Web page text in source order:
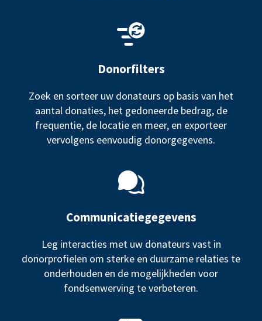
Donorfilters
Zoek en sorteer uw donateurs op basis van het
aantal donaties, het gedoneerde bedrag, de
frequentie, de locatie en meer, en exporteer
vervolgens eenvoudig donorgegevens.
Communicatiegegevens
Leg interacties met uw donateurs vast in
donorprofielen om sterke en duurzame relaties te
onderhouden en de mogelijkheden voor
fondsenwerving te verbeteren.